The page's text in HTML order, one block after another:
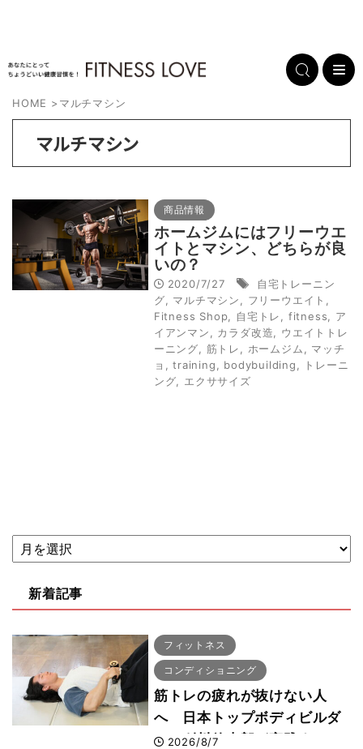
HOME >マルチマシン
マルチマシン
商品情報
ホームジムにはフリーウエ
イトとマシン、どちらが良
いの？
2020/7/27
自宅トレーニン
グ
マルチマシン フリーウエイト
Fitness Shop
自宅トレ fitness
ア
イアンマン
カラダ改造
ウエイトトレ
ーニング
筋トレ ホームジム
マッチ
ョ
,training bodybuilding
トレーニ
ング
エクササイズ
新着記事
フィットネス
コンディショニング
筋トレの疲れが抜けない人
へ 日本トップボディビルダ
ー・刈川啓志郎が実践する
2026/8/7